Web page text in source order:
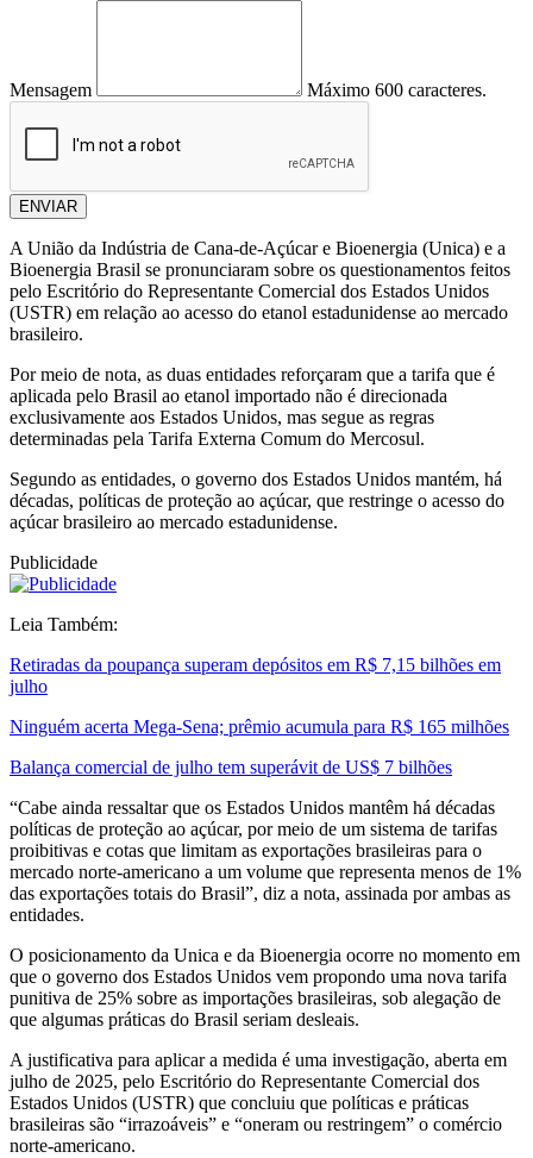
Mensagem Máximo 600 caracteres.
ENVIAR
A União da Indústria de Cana-de-Açúcar e Bioenergia (Unica) e a
Bioenergia Brasil se pronunciaram sobre os questionamentos feitos
pelo Escritório do Representante Comercial dos Estados Unidos
(USTR) em relação ao acesso do etanol estadunidense ao mercado
brasileiro.
Por meio de nota, as duas entidades reforçaram que a tarifa que é
aplicada pelo Brasil ao etanol importado não é direcionada
exclusivamente aos Estados Unidos, mas segue as regras
determinadas pela Tarifa Externa Comum do Mercosul.
Segundo as entidades, o governo dos Estados Unidos mantém, há
décadas, políticas de proteção ao açúcar, que restringe o acesso do
açúcar brasileiro ao mercado estadunidense.
Publicidade
Leia Também:
Retiradas da poupança superam depósitos em R$ 7,15 bilhões em
julho
Ninguém acerta Mega-Sena; prêmio acumula para R$ 165 milhões
Balança comercial de julho tem superávit de US$ 7 bilhões
“Cabe ainda ressaltar que os Estados Unidos mantêm há décadas
políticas de proteção ao açúcar, por meio de um sistema de tarifas
proibitivas e cotas que limitam as exportações brasileiras para o
mercado norte-americano a um volume que representa menos de 1%
das exportações totais do Brasil”, diz a nota, assinada por ambas as
entidades.
O posicionamento da Unica e da Bioenergia ocorre no momento em
que o governo dos Estados Unidos vem propondo uma nova tarifa
punitiva de 25% sobre as importações brasileiras, sob alegação de
que algumas práticas do Brasil seriam desleais.
A justificativa para aplicar a medida é uma investigação, aberta em
julho de 2025, pelo Escritório do Representante Comercial dos
Estados Unidos (USTR) que concluiu que políticas e práticas
brasileiras são “irrazoáveis” e “oneram ou restringem” o comércio
norte-americano.